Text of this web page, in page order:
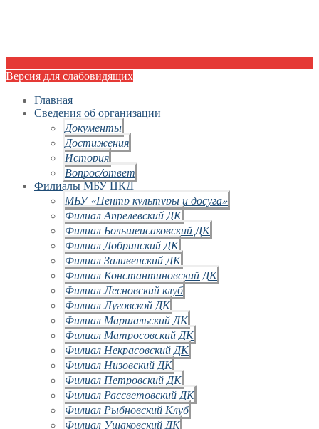
Версия для слабовидящих
Главная
Сведения об организации
Документы
Достижения
История
Вопрос/ответ
Филиалы МБУ ЦКД
МБУ «Центр культуры и досуга»
Филиал Апрелевский ДК
Филиал Большеисаковский ДК
Филиал Добринский ДК
Филиал Заливенский ДК
Филиал Константиновский ДК
Филиал Лесновский клуб
Филиал Луговской ДК
Филиал Маршальский ДК
Филиал Матросовский ДК
Филиал Некрасовский ДК
Филиал Низовский ДК
Филиал Петровский ДК
Филиал Рассветовский ДК
Филиал Рыбновский Клуб
Филиал Ушаковский ДК